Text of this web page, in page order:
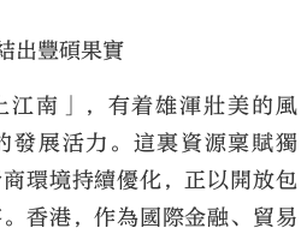
出豐碩果實
江南」，有着雄渾壯美的風
發展活力。這裏資源稟賦獨
環境持續優化，正以開放包
香港，作為國際金融、貿易